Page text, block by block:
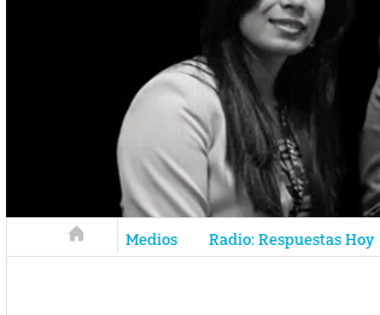
Respuestas en Génesis
Medios Radio: Respuestas Hoy